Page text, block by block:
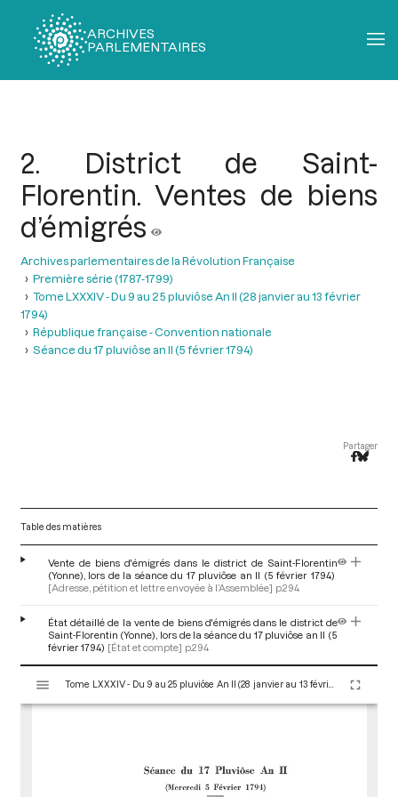
ARCHIVES
PARLEMENTAIRES
2. District de Saint-
Florentin. Ventes de biens
d’émigrés
Archives parlementaires de la Révolution Française
Première série (1787-1799)
Tome LXXXIV - Du 9 au 25 pluviôse An II (28 janvier au 13 février
1794)
République française - Convention nationale
Séance du 17 pluviôse an II (5 février 1794)
Partager
Table des matières
Vente de biens d'émigrés dans le district de Saint-Florentin
(Yonne), lors de la séance du 17 pluviôse an II (5 février 1794)
[Adresse, pétition et lettre envoyée à l’Assemblée] p.294
État détaillé de la vente de biens d'émigrés dans le district de
Saint-Florentin (Yonne), lors de la séance du 17 pluviôse an II (5
février 1794) [État et compte] p.294
s